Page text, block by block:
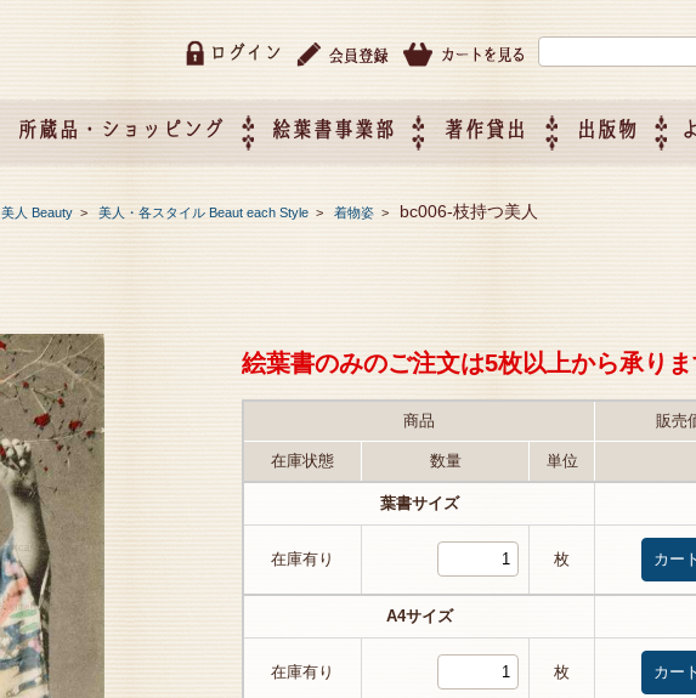
ログイン
所蔵品・ショッピング 絵葉書事業部
て
作）について
著作貸出 出版物
美人 Beauty > 美人・各スタイル Beaut each Style > 着物姿 > bc006-枝持つ美人
絵葉書のみのご注文は5枚以上から承りま
商品 販売
在庫状態 数量 単位
葉書サイズ
在庫有り 枚
A4サイズ
在庫有り 枚